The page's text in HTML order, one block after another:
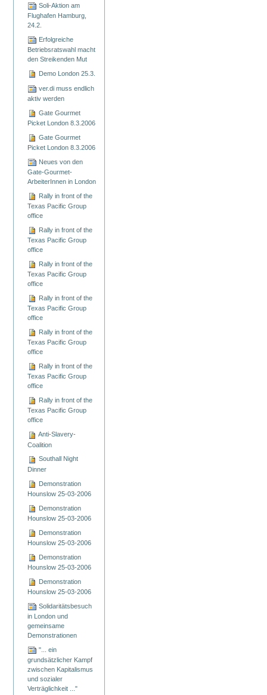
Soli-Aktion am
Flughafen Hamburg,
24.2.
Erfolgreiche
Betriebsratswahl macht
den Streikenden Mut
Demo London 25.3.
ver.di muss endlich
aktiv werden
Gate Gourmet
Picket London 8.3.2006
Gate Gourmet
Picket London 8.3.2006
Neues von den
Gate-Gourmet-
ArbeiterInnen in London
Rally in front of the
Texas Pacific Group
office
Rally in front of the
Texas Pacific Group
office
Rally in front of the
Texas Pacific Group
office
Rally in front of the
Texas Pacific Group
office
Rally in front of the
Texas Pacific Group
office
Rally in front of the
Texas Pacific Group
office
Rally in front of the
Texas Pacific Group
office
Anti-Slavery-
Coalition
Southall Night
Dinner
Demonstration
Hounslow 25-03-2006
Demonstration
Hounslow 25-03-2006
Demonstration
Hounslow 25-03-2006
Demonstration
Hounslow 25-03-2006
Demonstration
Hounslow 25-03-2006
Solidaritätsbesuch
in London und
gemeinsame
Demonstrationen
"... ein
grundsätzlicher Kampf
zwischen Kapitalismus
und sozialer
Verträglichkeit ..."